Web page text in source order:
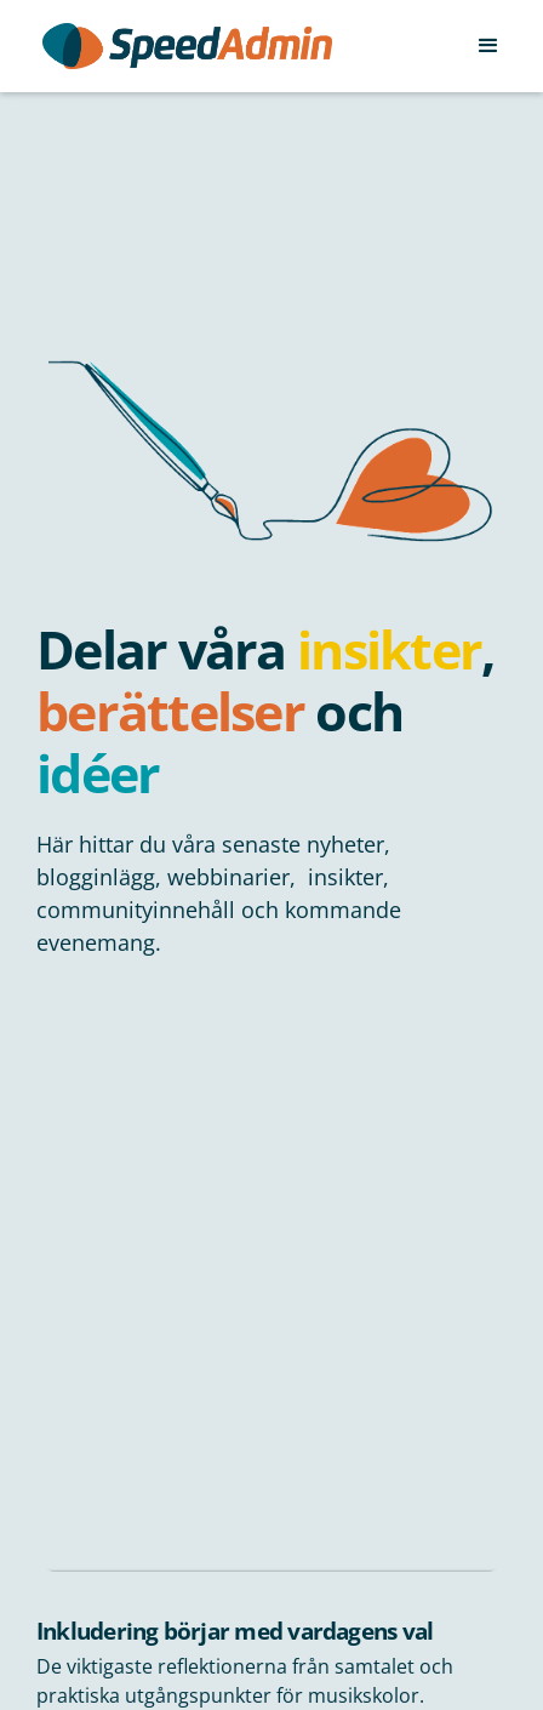
Delar våra insikter,
berättelseroch
idéer
Här hittar du våra senaste nyheter,
blogginlägg, webbinarier, insikter,
communityinnehåll och kommande
evenemang.
Inkludering börjar med vardagens val
De viktigaste reflektionerna från samtalet och
praktiska utgångspunkter för musikskolor.